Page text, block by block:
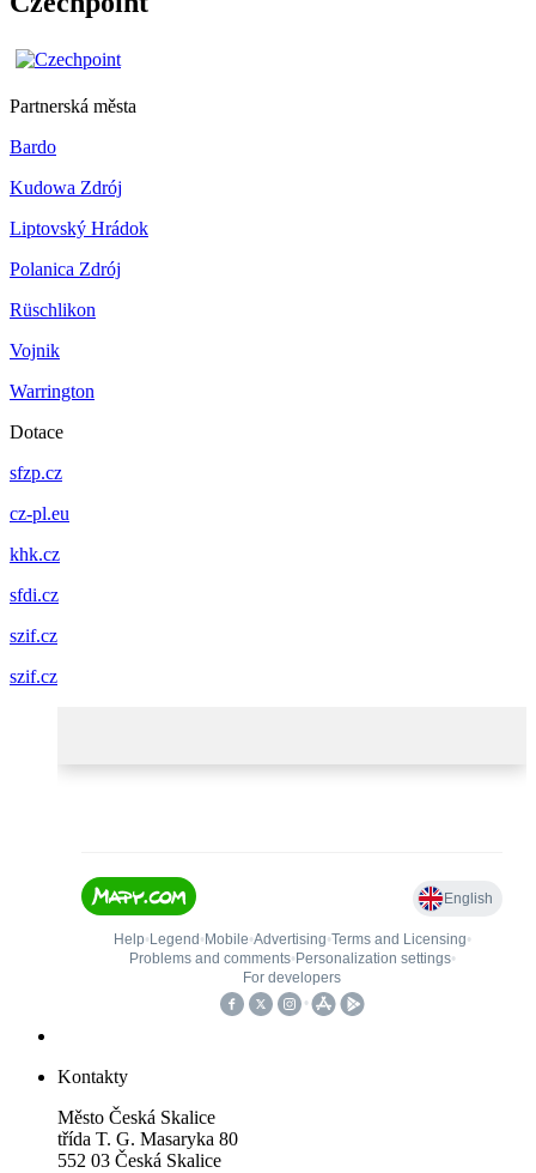
Partnerská města
Bardo
Kudowa Zdrój
Liptovský Hrádok
Polanica Zdrój
Rüschlikon
Vojnik
Warrington
Dotace
sfzp.cz
cz-pl.eu
khk.cz
sfdi.cz
szif.cz
szif.cz
Kontakty
Město Česká Skalice
třída T. G. Masaryka 80
552 03 Česká Skalice